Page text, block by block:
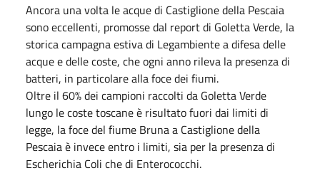
Ancora una volta le acque di Castiglione della Pescaia
sono eccellenti, promosse dal report di Goletta Verde, la
storica campagna estiva di Legambiente a difesa delle
acque e delle coste, che ogni anno rileva la presenza di
batteri, in particolare alla foce dei fiumi.
Oltre il 60% dei campioni raccolti da Goletta Verde
lungo le coste toscane è risultato fuori dai limiti di
legge, la foce del fiume Bruna a Castiglione della
Pescaia è invece entro i limiti, sia per la presenza di
Escherichia Coli che di Enterococchi.